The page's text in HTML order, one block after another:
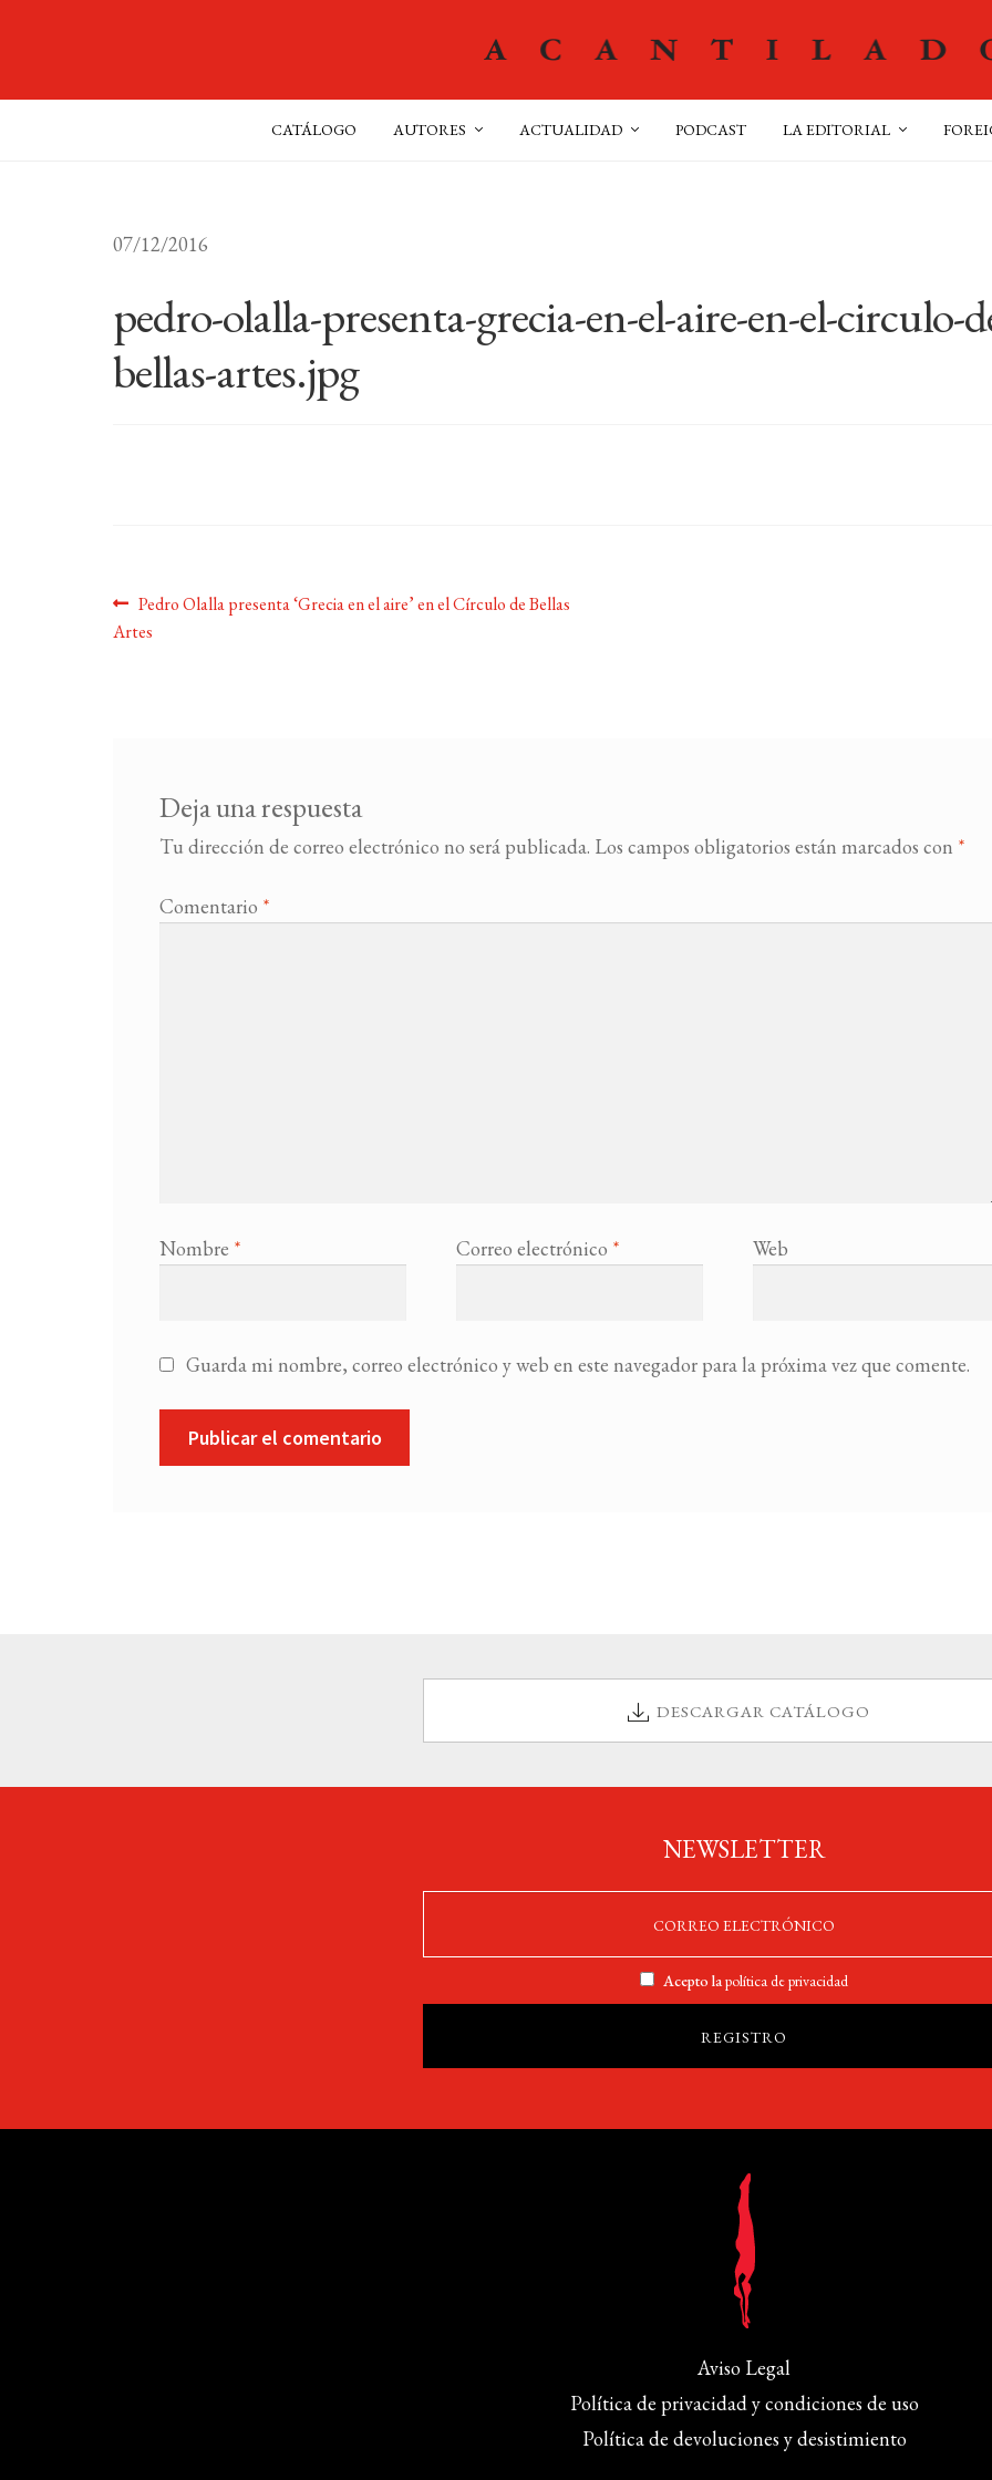
CATÁLOGO AUTORES ACTUALIDAD PODCAST LA EDITORIAL
07/12/2016
pedro-olalla-presenta-grecia-en-el-aire-en-el-circulo-
bellas-artes.jpg
Navegación
de
Anterior:
Pedro Olalla presenta ‘Grecia en el aire’ en el Círculo de Bellas
Artes
Deja una respuesta
Tu dirección de correo electrónico no será publicada. Los campos obligatorios están marcados con *
Comentario *
Nombre * Correo electrónico * Web
Guarda mi nombre, correo electrónico y web en este navegador para la próxima vez que comente.
DESCARGAR CATÁLOGO
NEWSLETTER
Acepto lapolítica de privacidad
Aviso Legal
Política de privacidad y condiciones de uso
Política de devoluciones y desistimiento